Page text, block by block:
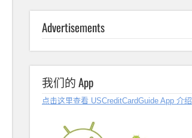
Advertisements
我们的 App
点击这里查看 USCreditCardGuide App 介绍